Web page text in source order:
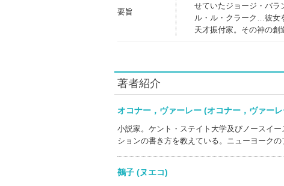
要旨
せていたジョージ・バラ
ル・ル・クラーク…彼女
天才振付家。その神の
著者紹介
オコナー，ヴァーレー (オコナー，ヴァ
小説家。ケント・ステイト大学及びノースイ
ションの書き方を教えている。ニューヨーク
鵺子 (ヌエコ)